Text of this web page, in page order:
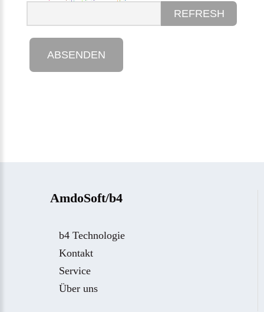
REFRESH
AmdoSoft/b4
b4 Technologie
Kontakt
Service
Über uns